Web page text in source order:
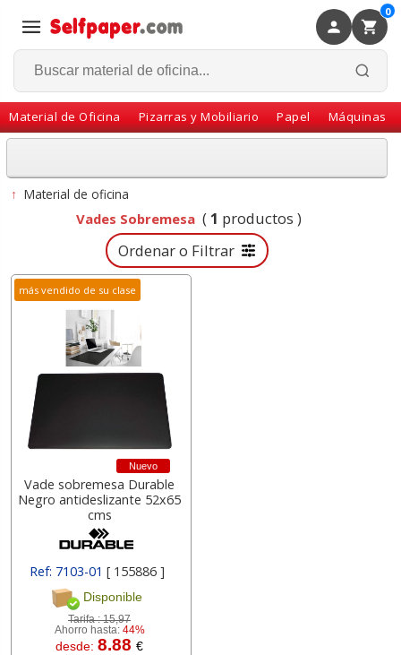
0
Material de Oficina Pizarras y Mobiliario Papel Máquinas
Volver
↑Material de oficina
Vades Sobremesa (1 productos )
Ordenar o Filtrar
más vendido de su clase
Nuevo
Vade sobremesa Durable
Negro antideslizante 52x65
cms
Ref: 7103-01 [ 155886 ]
Disponible
Tarifa :15,97
Ahorro hasta: 44%
desde:8.88€